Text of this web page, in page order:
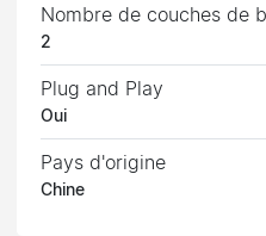
Nombre de couches de
2
Plug and Play
Oui
Pays d'origine
Chine